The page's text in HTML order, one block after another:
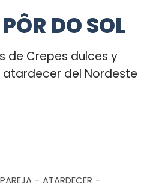
DO SOL
de Crepes dulces y
del Nordeste
PAREJA - ATARDECER -